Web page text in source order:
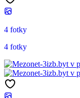
4 fotky
4 fotky